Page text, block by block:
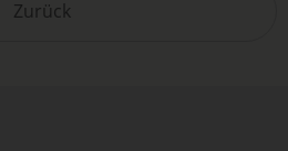
Zurück